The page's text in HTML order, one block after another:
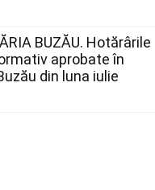
BUZĂU. Hotărârile
aprobate în
din luna iulie